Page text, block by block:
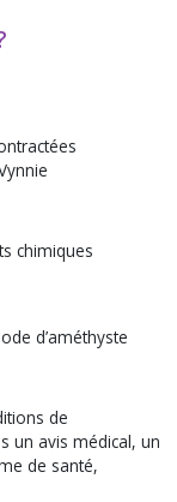
chimiques
d’améthyste
de
un avis médical, un
de santé,